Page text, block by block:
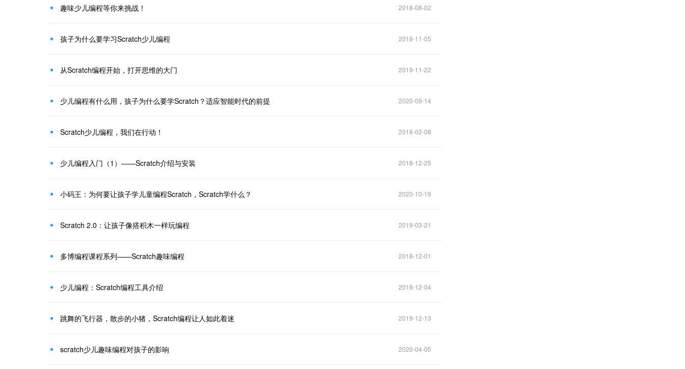
趣味少儿编程等你来挑战！ 2018-08-02
孩子为什么要学习Scratch少儿编程 2018-11-05
从Scratch编程开始，打开思维的大门 2019-11-22
少儿编程有什么用，孩子为什么要学Scratch？适应智能时代的前提 2020-09-14
Scratch少儿编程，我们在行动！ 2018-02-08
少儿编程入门（1）——Scratch介绍与安装 2018-12-25
小码王：为何要让孩子学儿童编程Scratch，Scratch学什么？ 2020-10-19
Scratch 2.0：让孩子像搭积木一样玩编程 2019-03-21
多博编程课程系列——Scratch趣味编程 2018-12-01
少儿编程：Scratch编程工具介绍 2018-12-04
跳舞的飞行器，散步的小猪，Scratch编程让人如此着迷 2019-12-13
scratch少儿趣味编程对孩子的影响 2020-04-05